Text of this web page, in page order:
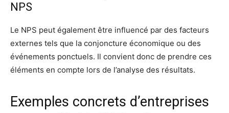
NPS
Le NPS peut également être influencé par des facteurs
externes tels que la conjoncture économique ou des
événements ponctuels. Il convient donc de prendre ces
éléments en compte lors de l’analyse des résultats.
Exemples concrets d’entreprises